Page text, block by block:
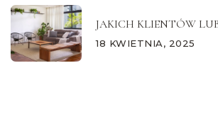
JAKICH KLIENTÓW
18 KWIETNIA, 2025